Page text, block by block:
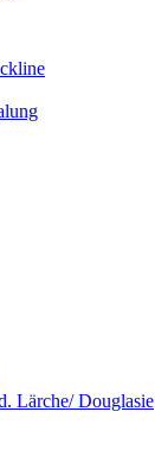
Lärche/ Douglasie